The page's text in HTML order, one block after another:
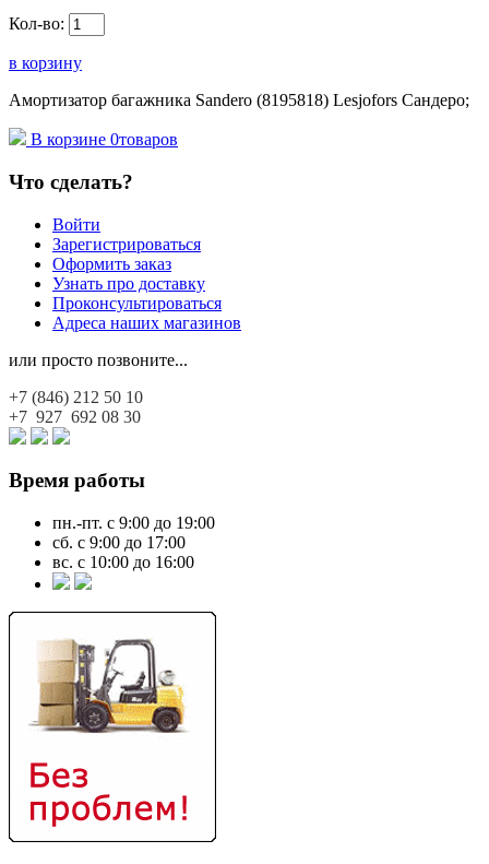
Кол-во:
в корзину
Амортизатор багажника Sandero (8195818) Lesjofors Сандеро;
В корзине 0товаров
Что сделать?
Войти
Зарегистрироваться
Оформить заказ
Узнать про доставку
Проконсультироваться
Адреса наших магазинов
или просто позвоните...
+7 (846) 212 50 10
+7 927 692 08 30
Время работы
пн.-пт. с 9:00 до 19:00
сб. с 9:00 до 17:00
вс. с 10:00 до 16:00